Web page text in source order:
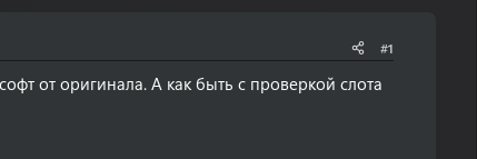
#1
от оригинала. А как быть с проверкой слота